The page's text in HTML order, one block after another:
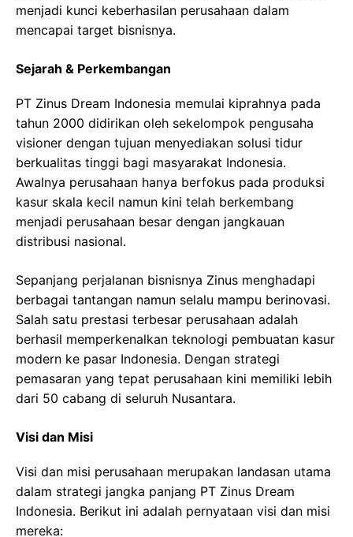
menjadi kunci keberhasilan perusahaan dalam
mencapai target bisnisnya.
Sejarah & Perkembangan
PT Zinus Dream Indonesia memulai kiprahnya pada
tahun 2000 didirikan oleh sekelompok pengusaha
visioner dengan tujuan menyediakan solusi tidur
berkualitas tinggi bagi masyarakat Indonesia.
Awalnya perusahaan hanya berfokus pada produksi
kasur skala kecil namun kini telah berkembang
menjadi perusahaan besar dengan jangkauan
distribusi nasional.
Sepanjang perjalanan bisnisnya Zinus menghadapi
berbagai tantangan namun selalu mampu berinovasi.
Salah satu prestasi terbesar perusahaan adalah
berhasil memperkenalkan teknologi pembuatan kasur
modern ke pasar Indonesia. Dengan strategi
pemasaran yang tepat perusahaan kini memiliki lebih
dari 50 cabang di seluruh Nusantara.
Visi dan Misi
Visi dan misi perusahaan merupakan landasan utama
dalam strategi jangka panjang PT Zinus Dream
Indonesia. Berikut ini adalah pernyataan visi dan misi
mereka: